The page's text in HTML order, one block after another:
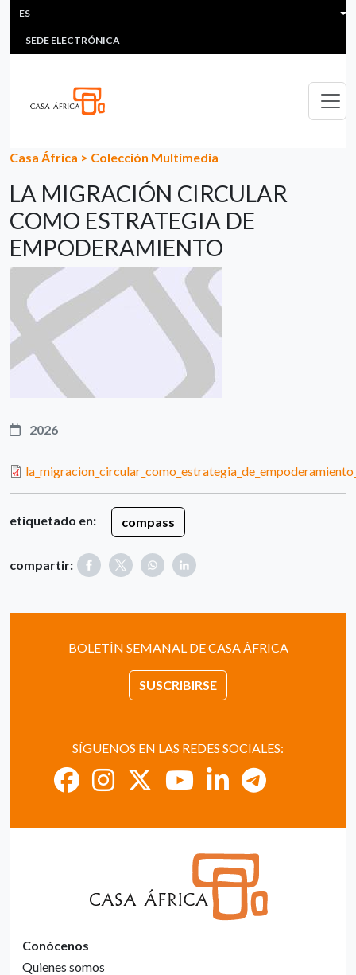
Pasar al contenido principal
HEADER MENU
MULTIMEDIA
SEDE ELECTRÓNICA
ES
Casa África > Colección Multimedia
LA MIGRACIÓN CIRCULAR
COMO ESTRATEGIA DE
EMPODERAMIENTO
2026
etiquetado en: compass
compartir:
BOLETÍN SEMANAL DE CASA ÁFRICA
SUSCRIBIRSE
SÍGUENOS EN LAS REDES SOCIALES:
Conócenos
Quienes somos